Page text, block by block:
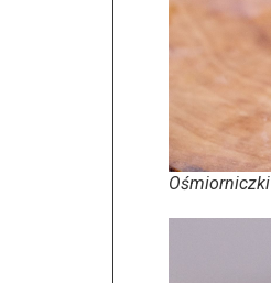
Ośmiorniczki